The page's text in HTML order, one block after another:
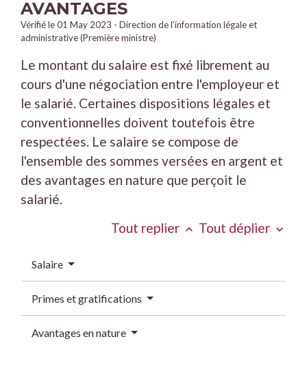
AVANTAGES
Vérifié le 01 May 2023 - Direction de l'information légale et
administrative (Première ministre)
Le montant du salaire est fixé librement au
cours d'une négociation entre l'employeur et
le salarié. Certaines dispositions légales et
conventionnelles doivent toutefois être
respectées. Le salaire se compose de
l'ensemble des sommes versées en argent et
des avantages en nature que perçoit le
salarié.
Tout replier keyboard_arrow_up Tout déplier keyboard_arrow_down
Salaire
Primes et gratifications
Avantages en nature